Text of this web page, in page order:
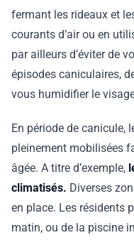
fermant les rideaux et
courants d’air ou en
par ailleurs d’éviter de
épisodes caniculaires,
vous humidifier le
En période de canicule,
pleinement mobilisées
âgée. A titre d’exemple,
climatisés. Diverses
en place. Les résidents
matin, ou de la piscine